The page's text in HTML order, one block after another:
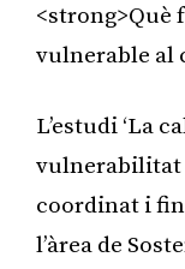
<strong>Què
vulnerable al
L’estudi ‘La
vulnerabilitat
coordinat i
l’àrea de